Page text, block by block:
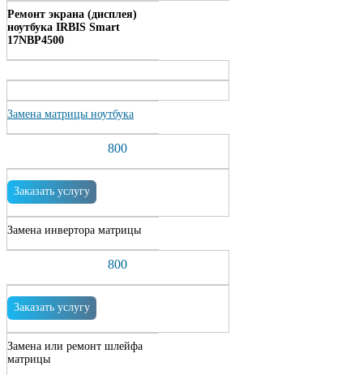
Ремонт экрана (дисплея)
ноутбука IRBIS Smart
17NBP4500
Замена матрицы ноутбука
800
Заказать услугу
Замена инвертора матрицы
800
Заказать услугу
Замена или ремонт шлейфа
матрицы